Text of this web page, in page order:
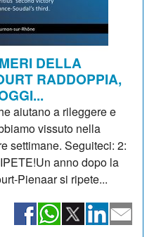
DELLA
RADDOPPIA,
aiutano a rileggere e
vissuto nella
settimane. Seguiteci: 2:
anno dopo la
Pienaar si ripete...